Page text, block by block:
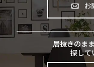
お
居抜きのま
探して